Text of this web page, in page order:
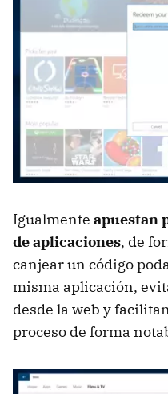
Igualmente apuestan
de aplicaciones, de
canjear un código
misma aplicación,
desde la web y
proceso de forma